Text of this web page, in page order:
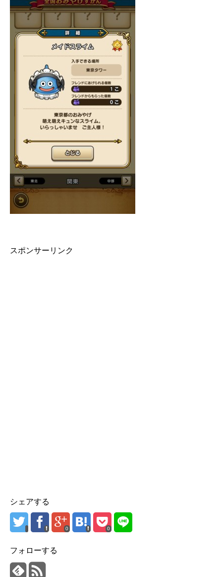
スポンサーリンク
シェアする
0 0
フォローする